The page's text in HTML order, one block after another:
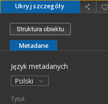
Ukryj szczegóły
Struktura obiektu
Metadane
Język metadanych
Polski
Tytuł: